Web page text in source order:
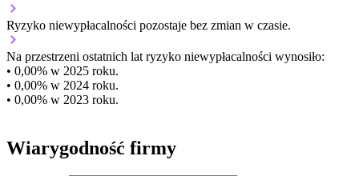
Ryzyko niewypłacalności pozostaje bez zmian w czasie.
Na przestrzeni ostatnich lat ryzyko niewypłacalności wynosiło:
• 0,00% w 2025 roku.
• 0,00% w 2024 roku.
• 0,00% w 2023 roku.
Wiarygodność firmy